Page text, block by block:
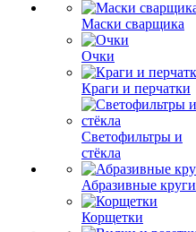
Маски сварщика
Очки
Краги и перчатки
Светофильтры и
стёкла
Абразивные круги
Корщетки